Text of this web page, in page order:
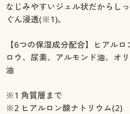
なじみやすいジェル状だからし
ぐん浸透(※1)。
【6つの保湿成分配合】ヒアル
ロウ、尿素、アルモンド油、オ
油
※1 角質層まで
※2 ヒアルロン酸ナトリウム(2)